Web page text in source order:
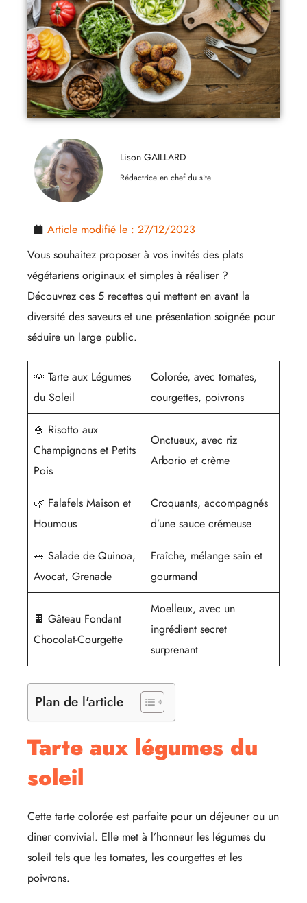
Lison GAILLARD
Rédactrice en chef du site
Article modifié le : 27/12/2023
Vous souhaitez proposer à vos invités des plats
végétariens originaux et simples à réaliser ?
Découvrez ces 5 recettes qui mettent en avant la
diversité des saveurs et une présentation soignée pour
séduire un large public.
🌞 Tarte aux Légumes
du Soleil
Colorée, avec tomates,
courgettes, poivrons
🍚 Risotto aux
Champignons et Petits
Pois
Onctueux, avec riz
Arborio et crème
🌿 Falafels Maison et
Houmous
Croquants, accompagnés
d’une sauce crémeuse
🥗 Salade de Quinoa,
Avocat, Grenade
Fraîche, mélange sain et
gourmand
🍫 Gâteau Fondant
Chocolat-Courgette
Moelleux, avec un
ingrédient secret
surprenant
Plan de l'article
Tarte aux légumes du
soleil
Cette tarte colorée est parfaite pour un déjeuner ou un
dîner convivial. Elle met à l’honneur les légumes du
soleil tels que les tomates, les courgettes et les
poivrons.